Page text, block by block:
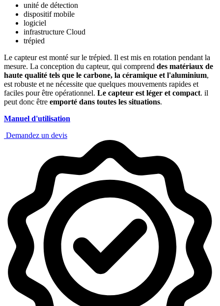
unité de détection
dispositif mobile
logiciel
infrastructure Cloud
trépied
Le capteur est monté sur le trépied. Il est mis en rotation pendant la
mesure. La conception du capteur, qui comprend des matériaux de
haute qualité tels que le carbone, la céramique et l'aluminium,
est robuste et ne nécessite que quelques mouvements rapides et
faciles pour être opérationnel. Le capteur est léger et compact. il
peut donc être emporté dans toutes les situations.
Manuel d'utilisation
Demandez un devis